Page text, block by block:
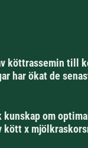
köttrassemin till
har ökat de
kunskap om
kött x